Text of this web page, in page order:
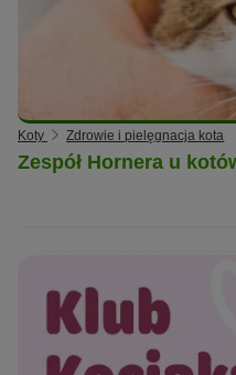
Koty Zdrowie i pielęgnacja kota
Zespół Hornera u